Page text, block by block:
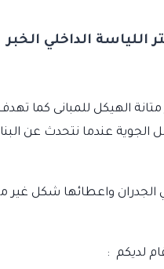
الهيكل للمبانى كما
عندما نتحدث عن
الجدران واعطائها شكل
لديكم :